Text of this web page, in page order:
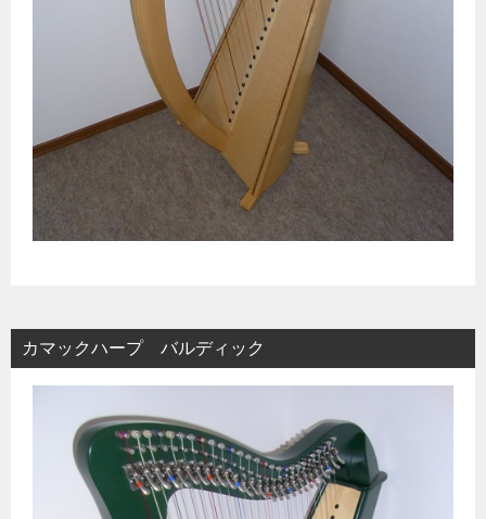
カマックハープ バルディック